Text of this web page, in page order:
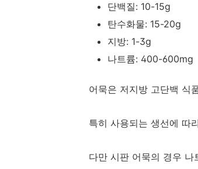
단백질: 10-15g
탄수화물: 15-20g
지방: 1-3g
나트륨: 400-600mg
어묵은 저지방 고단백 식
특히 사용되는 생선에 따
다만 시판 어묵의 경우